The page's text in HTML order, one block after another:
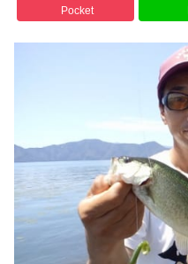
Pocket